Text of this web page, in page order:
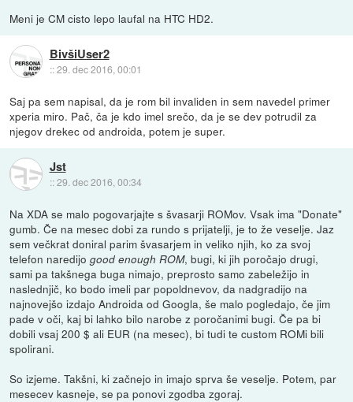
Meni je CM cisto lepo laufal na HTC HD2.
BivšiUser2
::29. dec 2016, 00:01
Saj pa sem napisal, da je rom bil invaliden in sem navedel primer
xperia miro. Pač, ča je kdo imel srečo, da je se dev potrudil za
njegov drekec od androida, potem je super.
Jst
::29. dec 2016, 00:34
Na XDA se malo pogovarjajte s švasarji ROMov. Vsak ima "Donate"
gumb. Če na mesec dobi za rundo s prijatelji, je to že veselje. Jaz
sem večkrat doniral parim švasarjem in veliko njih, ko za svoj
telefon naredijogood enough ROM, bugi, ki jih poročajo drugi,
sami pa takšnega buga nimajo, preprosto samo zabeležijo in
naslednjič, ko bodo imeli par popoldnevov, da nadgradijo na
najnovejšo izdajo Androida od Googla, še malo pogledajo, če jim
pade v oči, kaj bi lahko bilo narobe z poročanimi bugi. Če pa bi
dobili vsaj 200 $ ali EUR (na mesec), bi tudi te custom ROMi bili
spolirani.
So izjeme. Takšni, ki začnejo in imajo sprva še veselje. Potem, par
mesecev kasneje, se pa ponovi zgodba zgoraj.